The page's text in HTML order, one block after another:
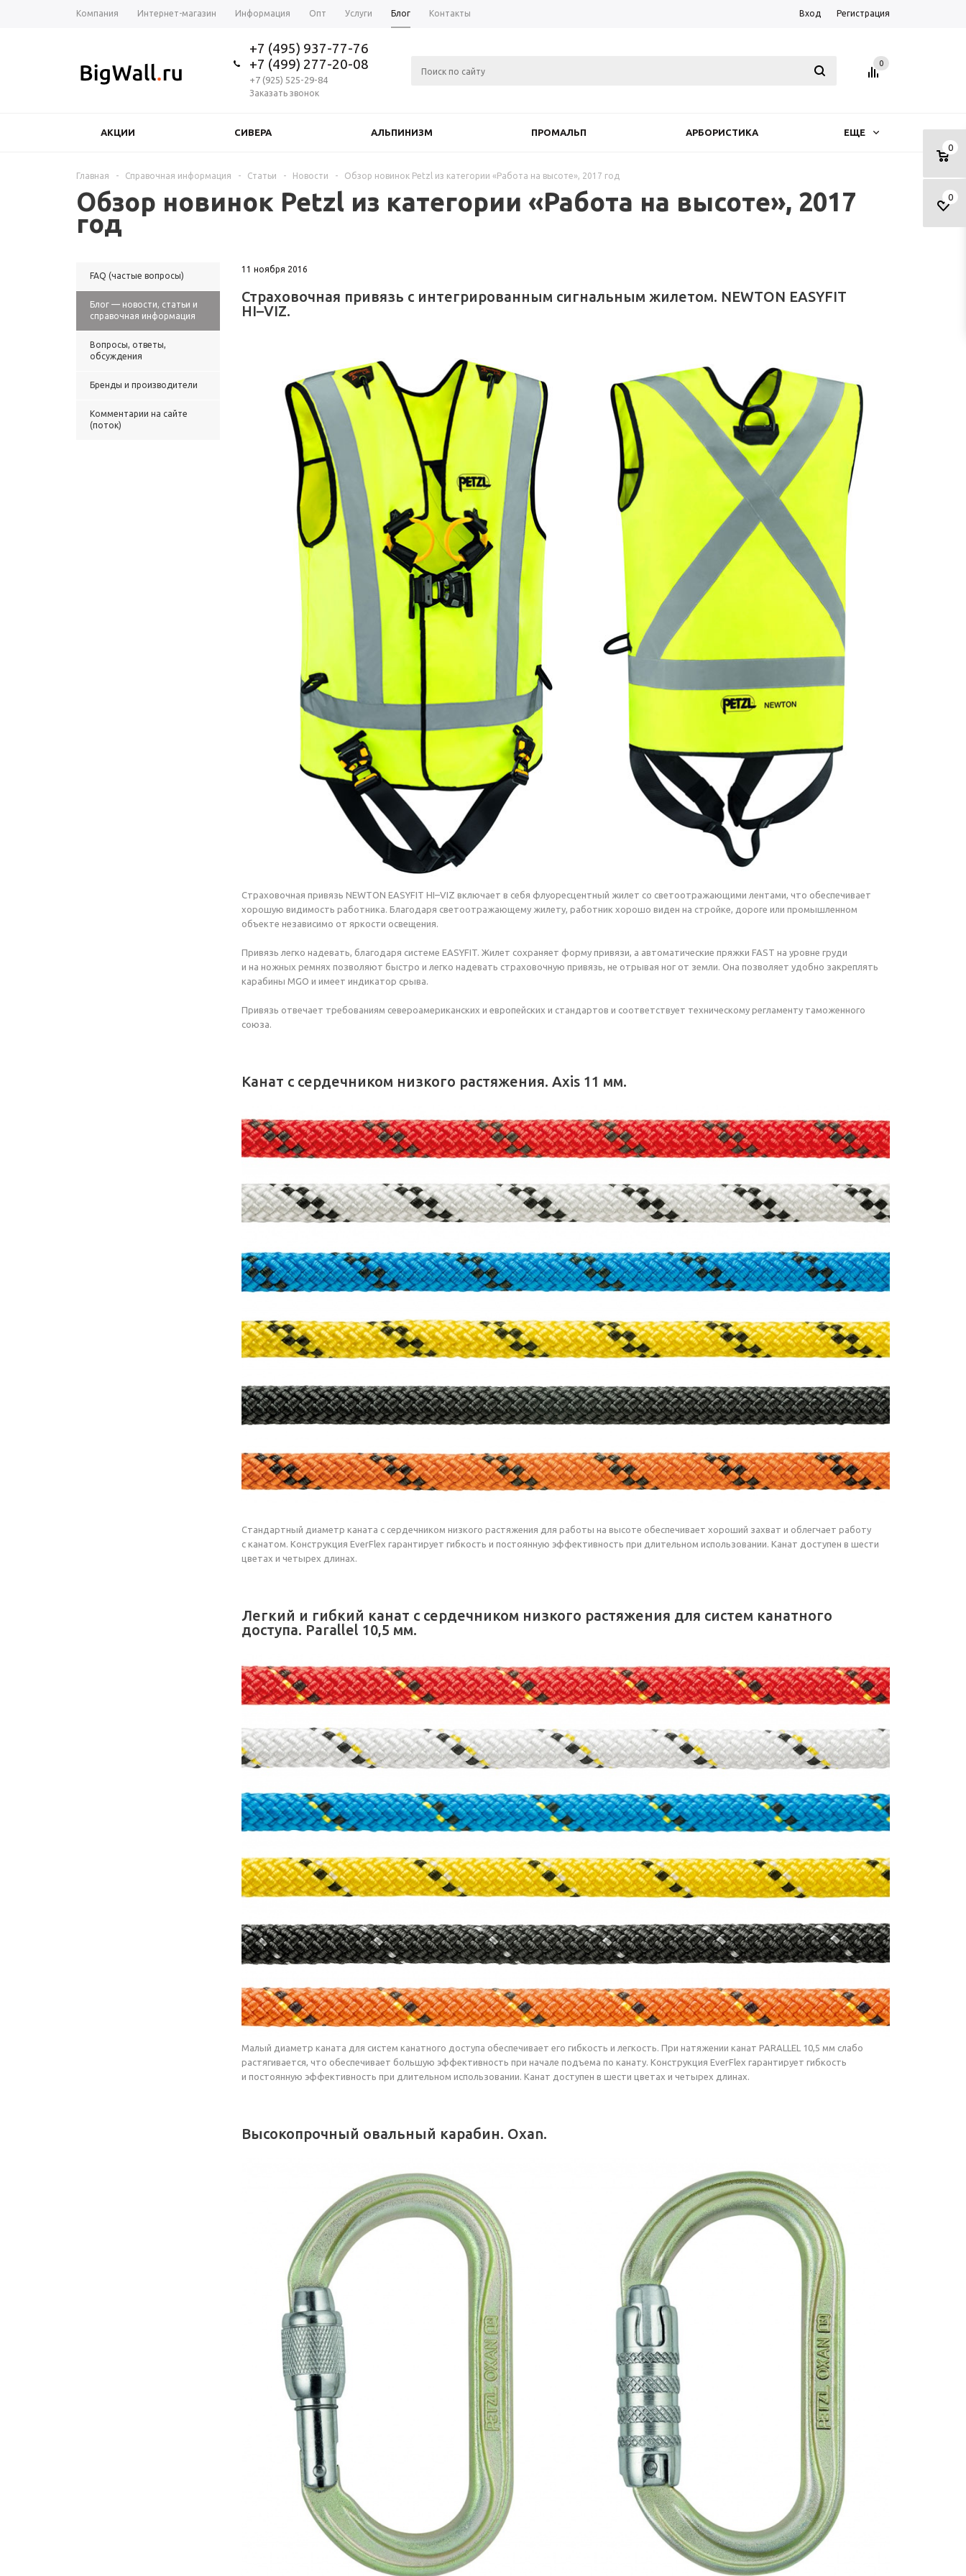
Компания Интернет-магазин Информация Опт Услуги Блог Контакты Вход Регистрация
+7 (495) 937-77-76
+7 (499) 277-20-08
+7 (925) 525-29-84
Заказать звонок
0
0
0
АКЦИИ СИВЕРА АЛЬПИНИЗМ ПРОМАЛЬП АРБОРИСТИКА ЕЩЕ
Главная - Справочная информация - Статьи - Новости - Обзор новинок Petzl из категории «Работа на высоте», 2017 год
Обзор новинок Petzl из категории «Работа на высоте», 2017
год
FAQ (частые вопросы)
Блог — новости, статьи и
справочная информация
Вопросы, ответы,
обсуждения
Бренды и производители
Комментарии на сайте
(поток)
11 ноября 2016
Страховочная привязь с интегрированным сигнальным жилетом. NEWTON EASYFIT
HI–VIZ.
Страховочная привязь NEWTON EASYFIT HI–VIZ включает в себя флуоресцентный жилет со светоотражающими лентами, что обеспечивает
хорошую видимость работника. Благодаря светоотражающему жилету, работник хорошо виден на стройке, дороге или промышленном
объекте независимо от яркости освещения.
Привязь легко надевать, благодаря системе EASYFIT. Жилет сохраняет форму привязи, а автоматические пряжки FAST на уровне груди
и на ножных ремнях позволяют быстро и легко надевать страховочную привязь, не отрывая ног от земли. Она позволяет удобно закреплять
карабины MGO и имеет индикатор срыва.
Привязь отвечает требованиям североамериканских и европейских и стандартов и соответствует техническому регламенту таможенного
союза.
Канат с сердечником низкого растяжения. Axis 11 мм.
Стандартный диаметр каната с сердечником низкого растяжения для работы на высоте обеспечивает хороший захват и облегчает работу
с канатом. Конструкция EverFlex гарантирует гибкость и постоянную эффективность при длительном использовании. Канат доступен в шести
цветах и четырех длинах.
Легкий и гибкий канат с сердечником низкого растяжения для систем канатного
доступа. Parallel 10,5 мм.
Малый диаметр каната для систем канатного доступа обеспечивает его гибкость и легкость. При натяжении канат PARALLEL 10,5 мм слабо
растягивается, что обеспечивает большую эффективность при начале подъема по канату. Конструкция EverFlex гарантирует гибкость
и постоянную эффективность при длительном использовании. Канат доступен в шести цветах и четырех длинах.
Высокопрочный овальный карабин. Oxan.